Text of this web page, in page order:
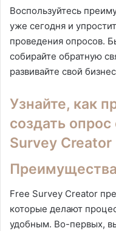
Воспользуйтесь
уже сегодня и
проведения опросов.
собирайте обратную
развивайте свой
Узнайте, как
создать
Survey Creator
Free Survey Creator
которые делают
удобным. Во-первых,